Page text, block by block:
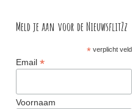
Meld je aan voor de NieuwsflitZz
* verplicht veld
Email*
Voornaam